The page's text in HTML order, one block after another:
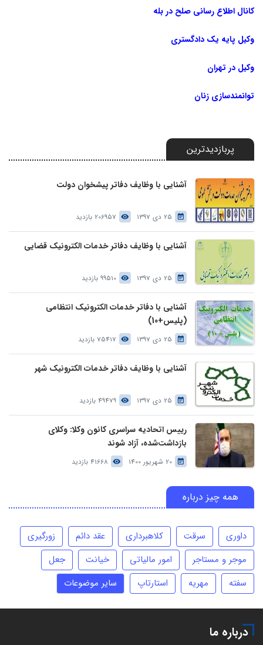
کانال اطلاع رسانی صلح در بله
وکیل پایه یک دادگستری
وکیل در تهران
توانمندسازی زنان
پربازدیدترین
آشنایی با وظایف دفاتر پیشخوان دولت
25 دی 1397 206957 بازدید
آشنایی با وظایف دفاتر خدمات الکترونیک قضایی
25 دی 1397 99510 بازدید
آشنایی با دفاتر خدمات الکترونیک انتظامی
(پلیس+10)
25 دی 1397 75417 بازدید
آشنایی با وظایف دفاتر خدمات الکترونیک شهر
25 دی 1397 49479 بازدید
رییس اتحادیه سراسری کانون وکلا: وکلای
بازداشت‌شده، آزاد شوند
20 شهریور 1400 41668 بازدید
همه چیز درباره
داوری سرقت کلاهبرداری عقد دائم
زورگیری
موجر و مستاجر
امور مالیاتی خیانت
جعل
سفته
مهریه استارتاپ سایر موضوعات
درباره ما